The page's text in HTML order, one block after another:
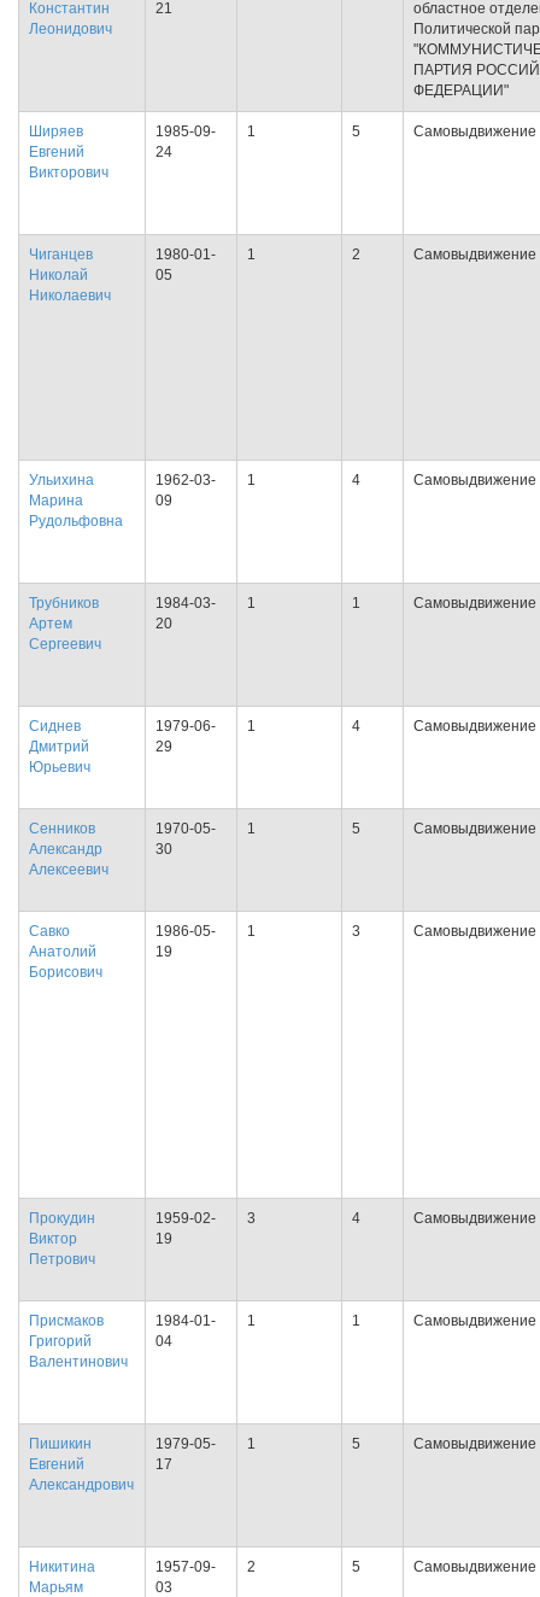
Константин
Леонидович
21
областное
Политической
ПАРТИЯ
ФЕДЕРАЦИИ"
Ширяев
Евгений
Викторович
1985-09-
24
1 5 Самовыдвижение
Чиганцев
Николай
Николаевич
1980-01-
05
1 2 Самовыдвижение
Ульихина
Марина
Рудольфовна
1962-03-
09
1 4 Самовыдвижение
Трубников
Артем
Сергеевич
1984-03-
20
1 1 Самовыдвижение
Сиднев
Дмитрий
Юрьевич
1979-06-
29
1 4 Самовыдвижение
Сенников
Александр
Алексеевич
1970-05-
30
1 5 Самовыдвижение
Савко
Анатолий
Борисович
1986-05-
19
1 3 Самовыдвижение
Прокудин
Виктор
Петрович
1959-02-
19
3 4 Самовыдвижение
Присмаков
Григорий
Валентинович
1984-01-
04
1 1 Самовыдвижение
Пишикин
Евгений
Александрович
1979-05-
17
1 5 Самовыдвижение
Никитина
Марьям
1957-09-
03
2 5 Самовыдвижение